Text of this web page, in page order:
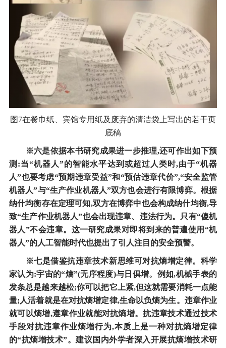
图7在餐巾纸、宾馆专用纸及废弃的清洁袋上写出的若干页
底稿
※六是依据本书研究成果进一步推理,还可作出如下预
测:当“机器人”的智能水平达到或超过人类时,由于“机器
人”也要考虑“预期违章受益”和“预估违章代价”,“安全监管
机器人”与“生产作业机器人”双方也会进行有限博弈。根据
纳什均衡存在定理可知,双方在博弈中也会构成纳什均衡,导
致“生产作业机器人”也会出现违章、违法行为。只有“傻机
器人”不会违章。这一研究成果对即将到来的普遍使用“机
器人”的人工智能时代也提出了引人注目的安全预警。
※七是借鉴抗违章技术新思维可对抗熵增定律。科学
家认为:宇宙的“熵”(无序程度)与日俱增。例如,机械手表的
发条总是越来越松;你可以把它上紧,但这就需要消耗一点能
量;人活着就是在对抗熵增定律,生命以负熵为生。违章作业
就可以熵增,遵章作业就能对抗熵增。抗违章技术通过技术
手段对抗违章作业熵增行为,本质上是一种对抗熵增定律
的“抗熵增技术”。建议国内外学者深入开展抗熵增技术研